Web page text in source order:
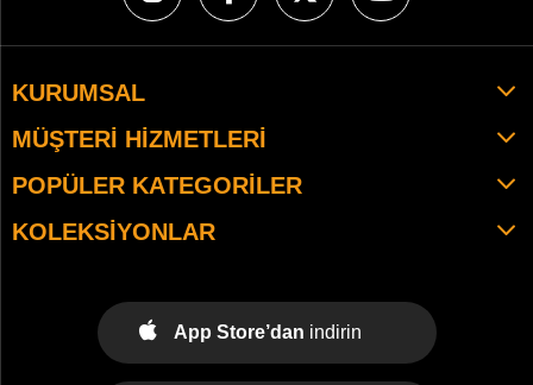
KURUMSAL
MÜŞTERI HIZMETLERI
POPÜLER KATEGORILER
KOLEKSIYONLAR
App Store’dan indirin